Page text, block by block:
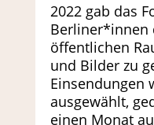
2022 gab das
Berliner*innen
öffentlichen
und Bilder zu
Einsendungen
ausgewählt,
einen Monat